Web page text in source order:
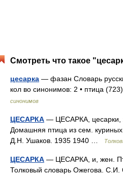
Смотреть что такое
цесарка — фазан Словарь
кол во синонимов: 2 • птица
синонимов
ЦЕСАРКА — ЦЕСАРКА, цесарки,
Домашняя птица из сем.
Д.Н. Ушаков. 1935 1940 …
ЦЕСАРКА — ЦЕСАРКА, и, жен.
Толковый словарь Ожегова.